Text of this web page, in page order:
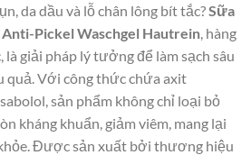
da dầu và lỗ chân lông bít tắc?Sữa
Pickel Waschgel Hautrein, hàng
giải pháp lý tưởng để làm sạch sâu
quả. Với công thức chứa axit
sản phẩm không chỉ loại bỏ
kháng khuẩn, giảm viêm, mang lại
Được sản xuất bởi thương hiệu